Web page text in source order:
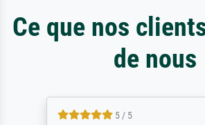
Ce que nos
de nous
5 / 5